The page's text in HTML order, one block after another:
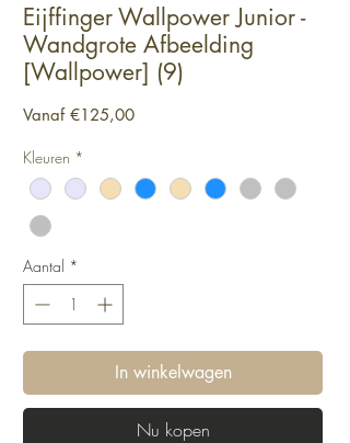
Eijffinger Wallpower Junior -
Wandgrote Afbeelding
[Wallpower] (9)
Vanaf €125,00Verkoopprijs
Kleuren *
Aantal *
In winkelwagen
Nu kopen